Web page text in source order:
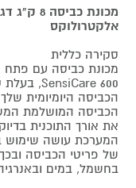
אלקטרולוקס
סקירה כללית
SensiCare 600, בעלת קיבולת של עד 8 ק"ג.
הכביסה היומיומית
את אורך התוכנית
המערכת עושה שימוש
בחשמל, במים